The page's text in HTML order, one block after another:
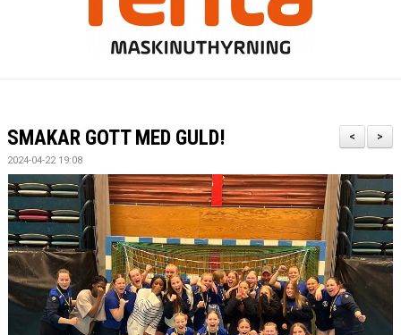
BILDGALLERI
DOKUMENT
KONTAKT
MATCHER
>
<
SMAKAR GOTT MED GULD!
2024-04-22 19:08